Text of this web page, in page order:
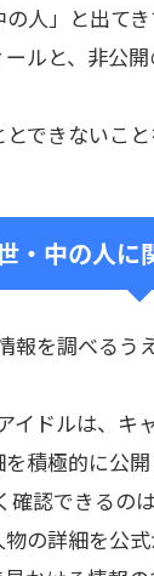
人」と出て
ルと、非公
できないこ
・中の人に
報を調べる
イドルは、キ
積極的に公
確認できるの
の詳細を公